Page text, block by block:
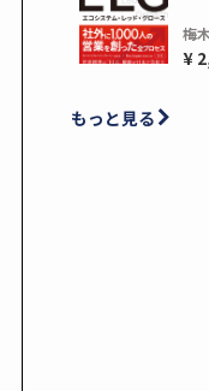
梅
¥
もっと見る